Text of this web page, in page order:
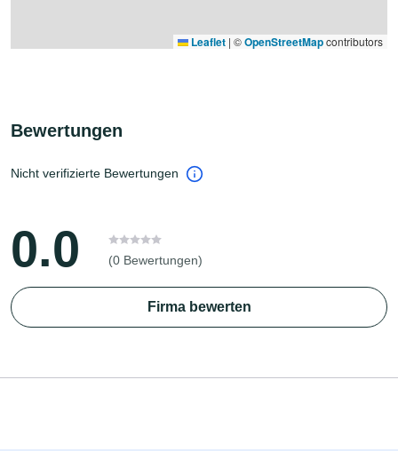
Leaflet | ©OpenStreetMapcontributors
Bewertungen
Nicht verifizierte Bewertungen
0.0 (0 Bewertungen)
Firma bewerten